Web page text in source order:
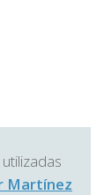
Martínez